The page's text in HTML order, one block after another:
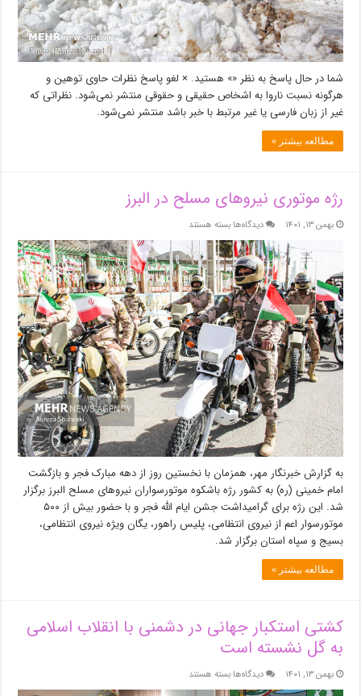
شما در حال پاسخ به نظر «» هستید. × لغو پاسخ نظرات حاوی توهین و
هرگونه نسبت ناروا به اشخاص حقیقی و حقوقی منتشر نمی‌شود. نظراتی که
غیر از زبان فارسی یا غیر مرتبط با خبر باشد منتشر نمی‌شود.
مطالعه بیشتر »
رژه موتوری نیروهای مسلح در البرز
بهمن ۱۳, ۱۴۰۱ دیدگاه‌هابرای
رژه
موتوری
نیروهای
مسلح
در
البرز
بسته هستند
به گزارش خبرنگار مهر، همزمان با نخستین روز از دهه مبارک فجر و بازگشت
امام خمینی (ره) به کشور رژه باشکوه موتورسواران نیروهای مسلح البرز برگزار
شد. این رژه برای گرامیداشت جشن ایام الله فجر و با حضور بیش از ۵۰۰
موتورسوار اعم از نیروی انتظامی، پلیس راهور، یگان ویژه نیروی انتظامی،
بسیج و سپاه استان برگزار شد.
مطالعه بیشتر »
کشتی استکبار جهانی در دشمنی با انقلاب اسلامی
به گل نشسته است
بهمن ۱۳, ۱۴۰۱ دیدگاه‌هابرای
کشتی
بسته هستند